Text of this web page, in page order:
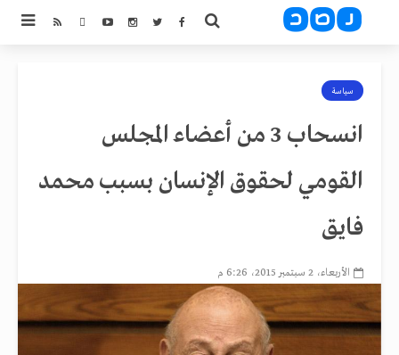
سياسة
انسحاب 3 من أعضاء المجلس
القومي لحقوق الإنسان بسبب محمد
فايق
الأربعاء، 2 سبتمبر 2015، 6:26 م